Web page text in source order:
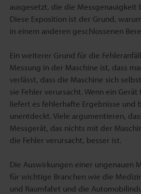
ausgesetzt, die die Messgenauigkeit
Diese Exposition ist der Grund,
in einem anderen geschlossenen
Ein weiterer Grund für die
Messung in der Maschine ist, dass
verlässt, dass die Maschine sich
sie Fehler verursacht. Wenn ein
liefert es fehlerhafte Ergebnisse und
unentdeckt. Viele argumentieren,
Messgerät, das nichts mit der
die Fehler verursacht, besser ist.
Die Auswirkungen einer ungenauen
für wichtige Branchen wie die
und Raumfahrt und die